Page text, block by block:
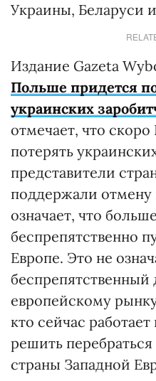
Украины, Беларуси
Издание Gazeta
Польше придется
украинских
отмечает, что
потерять
представители
поддержали отмену
означает, что
беспрепятственно
Европе. Это не
беспрепятственный
европейскому
кто сейчас
решить перебраться
страны Западной